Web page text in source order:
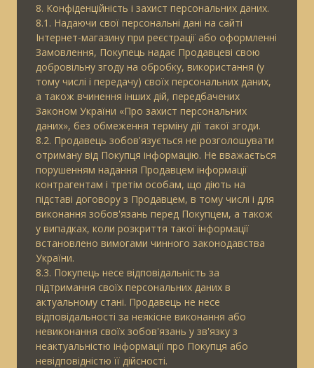
8. Конфіденційність і захист персональних даних.
8.1. Надаючи свої персональні дані на сайті
Інтернет-магазину при реєстрації або оформленні
Замовлення, Покупець надає Продавцеві свою
добровільну згоду на обробку, використання (у
тому числі і передачу) своїх персональних даних,
а також вчинення інших дій, передбачених
Законом України «Про захист персональних
даних», без обмеження терміну дії такої згоди.
8.2. Продавець зобов'язується не розголошувати
отриману від Покупця інформацію. Не вважається
порушенням надання Продавцем інформації
контрагентам і третім особам, що діють на
підставі договору з Продавцем, в тому числі і для
виконання зобов'язань перед Покупцем, а також
у випадках, коли розкриття такої інформації
встановлено вимогами чинного законодавства
України.
8.3. Покупець несе відповідальність за
підтримання своїх персональних даних в
актуальному стані. Продавець не несе
відповідальності за неякісне виконання або
невиконання своїх зобов'язань у зв'язку з
неактуальністю інформації про Покупця або
невідповідністю її дійсності.